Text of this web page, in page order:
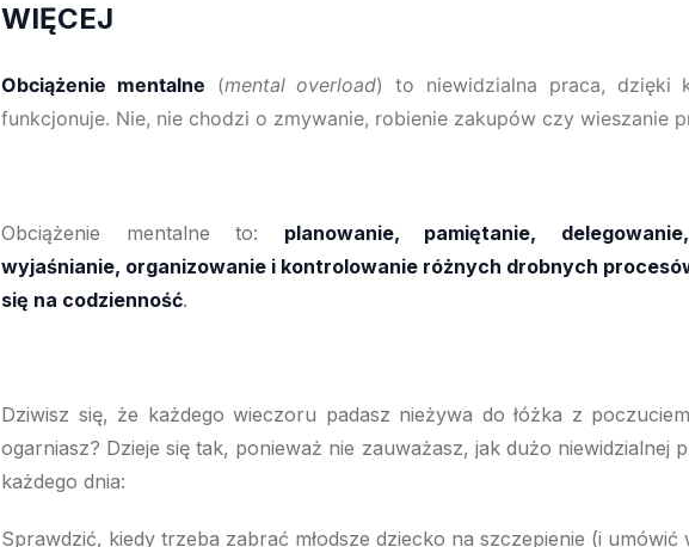
WIĘCEJ
Obciążenie mentalne (mental overload) to niewidzialna praca, dzięki
funkcjonuje. Nie, nie chodzi o zmywanie, robienie zakupów czy wieszanie
Obciążenie mentalne to: planowanie, pamiętanie,
wyjaśnianie, organizowanie i kontrolowanie różnych drobnych
się na codzienność.
Dziwisz się, że każdego wieczoru padasz nieżywa do łóżka z
ogarniasz? Dzieje się tak, ponieważ nie zauważasz, jak dużo niewidzialnej
każdego dnia:
Sprawdzić, kiedy trzeba zabrać młodsze dziecko na szczepienie (i umówić